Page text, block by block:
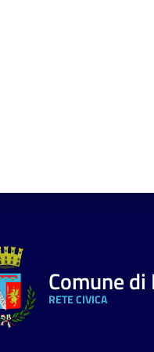
Comune
RETE CIVICA